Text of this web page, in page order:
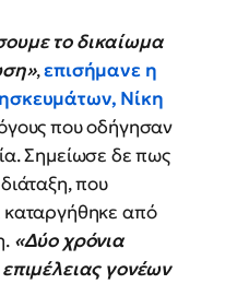
το δικαίωμα
,επισήμανε η
Νίκη
που οδήγησαν
Σημείωσε δε πως
που
από
«Δύο χρόνια
γονέων